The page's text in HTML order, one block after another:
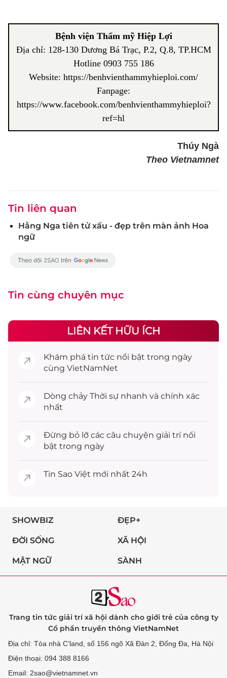
Bệnh viện Thẩm mỹ Hiệp Lợi
Địa chỉ: 128-130 Dương Bá Trạc, P.2, Q.8, TP.HCM
Hotline 0903 755 186
Website: https://benhvienthammyhieploi.com/
Fanpage:
https://www.facebook.com/benhvienthammyhieploi?
ref=hl
Thúy Ngà
Theo Vietnamnet
Tin liên quan
Hằng Nga tiên tử xấu - đẹp trên màn ảnh Hoa
ngữ
Tin cùng chuyên mục
LIÊN KẾT HỮU ÍCH
Khám phá tin tức nổi bật trong ngày
cùng VietNamNet
Dòng chảy Thời sự nhanh và chính xác
nhất
Đừng bỏ lỡ các câu chuyện giải trínổi
bật trong ngày
Tin Sao Việt mới nhất 24h
SHOWBIZ ĐẸP+
ĐỜI SỐNG XÃ HỘI
MẬT NGỮ SÀNH
Trang tin tức giải trí xã hội dành cho giới trẻ của công ty
Cổ phần truyền thông VietNamNet
Địa chỉ: Tòa nhà C’land, số 156 ngõ Xã Đàn 2, Đống Đa, Hà Nội
Điện thoại: 094 388 8166
Email: 2sao@vietnamnet.vn